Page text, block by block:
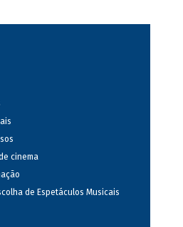
cinema
de Espetáculos Musicais